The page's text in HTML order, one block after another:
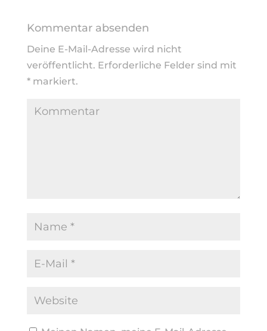
Kommentar absenden
Deine E-Mail-Adresse wird nicht
veröffentlicht. Erforderliche Felder sind mit
*markiert.